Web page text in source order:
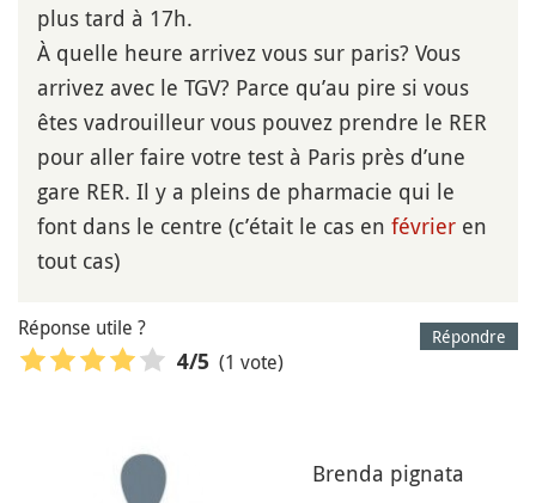
plus tard à 17h.
À quelle heure arrivez vous sur paris? Vous
arrivez avec le TGV? Parce qu’au pire si vous
êtes vadrouilleur vous pouvez prendre le RER
pour aller faire votre test à Paris près d’une
gare RER. Il y a pleins de pharmacie qui le
font dans le centre (c’était le cas en février en
tout cas)
Répondre
Réponse utile ?
4/5 (1 vote)
Brenda pignata